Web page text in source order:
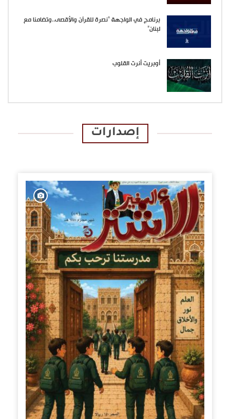
برنامج في الواجهة “نصرة للقرآن والأقصى..وتضامنا مع
لبنان”
أوبريت أنرت القلوب
إصدارات